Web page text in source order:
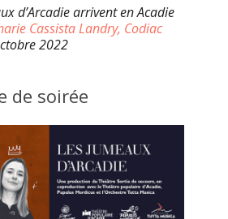
d’Arcadie arrivent en Acadie
Cassista Landry, Codiac
2022
de soirée